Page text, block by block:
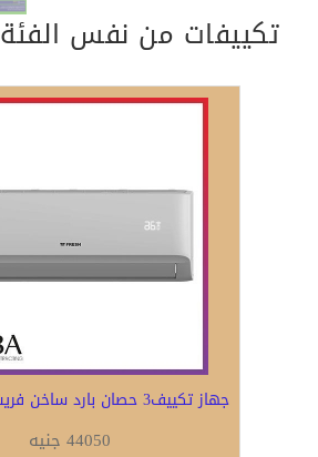
تكييفات من نفس الفئة
جهاز تكييف3 حصان بارد ساخن فريش تربو Turbo
44050 جنيه